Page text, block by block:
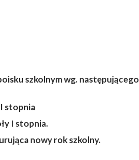
szkolnym wg. następującego
stopnia
I stopnia.
nowyrok szkolny.